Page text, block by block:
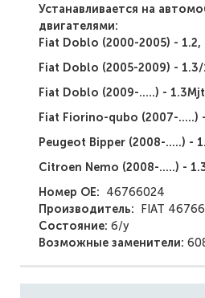
Устанавливается на
двигателями:
Fiat Doblo (2000-2005) - 1.2,
Fiat Doblo (2005-2009) -
Fiat Doblo (2009-.....) -
Fiat Fiorino-qubo (2007-.....)
Peugeot Bipper (2008-.....) -
Citroen Nemo (2008-.....) -
Номер ОЕ: 46766024
Производитель:
FIAT
Состояние: б/у
Возможные заменители: